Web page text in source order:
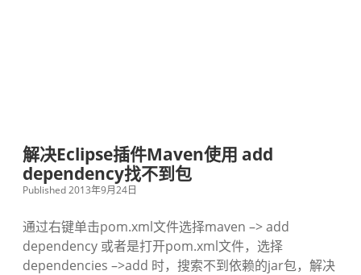
解决Eclipse插件Maven使用 add
dependency找不到包
Published 2013年9月24日
通过右键单击pom.xml文件选择maven –> add
dependency 或者是打开pom.xml文件，选择
dependencies –>add 时，搜索不到依赖的jar包，解决